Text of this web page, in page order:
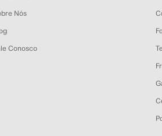
Nós
Conosco